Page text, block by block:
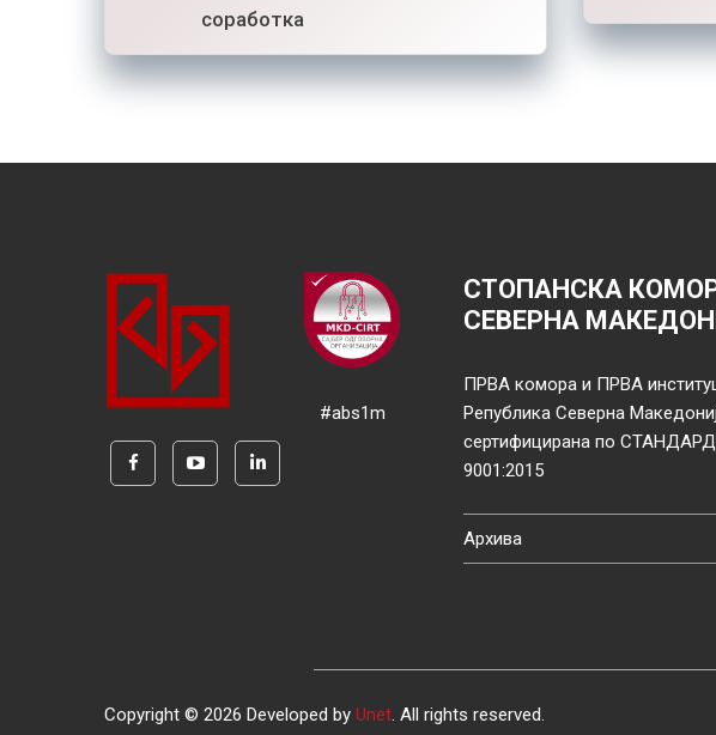
соработка
#abs1m
СТОПАНСКА
СЕВЕРНА
ПРВА комора и ПРВА
Република Северна
сертифицирана по
9001:2015
Архива
Copyright © 2026 Developed by Unet. All rights reserved.